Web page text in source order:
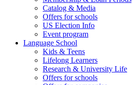
Catalog & Media
Offers for schools
US Election Info
Event program
Language School
Kids & Teens
Lifelong Learners
Research & University Life
Offers for schools